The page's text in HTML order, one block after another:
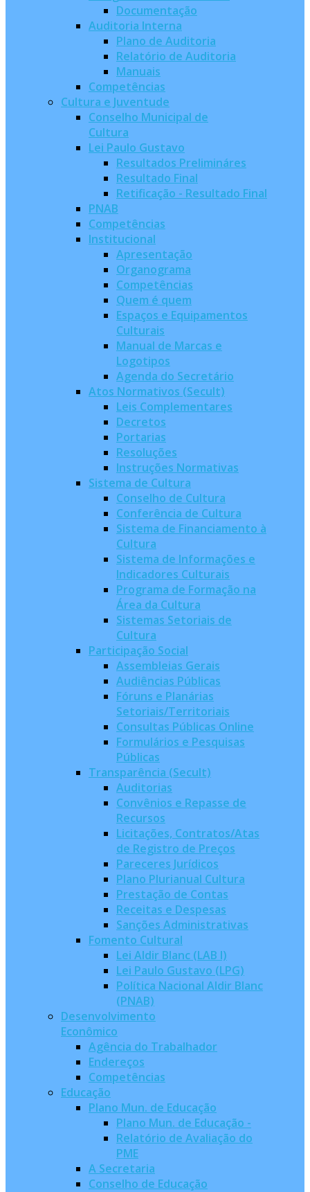
Documentação
Auditoria Interna
Plano de Auditoria
Relatório de Auditoria
Manuais
Competências
Cultura e Juventude
Conselho Municipal de
Cultura
Lei Paulo Gustavo
Resultados Prelimináres
Resultado Final
Retificação - Resultado Final
PNAB
Competências
Institucional
Apresentação
Organograma
Competências
Quem é quem
Espaços e Equipamentos
Culturais
Manual de Marcas e
Logotipos
Agenda do Secretário
Atos Normativos (Secult)
Leis Complementares
Decretos
Portarias
Resoluções
Instruções Normativas
Sistema de Cultura
Conselho de Cultura
Conferência de Cultura
Sistema de Financiamento à
Cultura
Sistema de Informações e
Indicadores Culturais
Programa de Formação na
Área da Cultura
Sistemas Setoriais de
Cultura
Participação Social
Assembleias Gerais
Audiências Públicas
Fóruns e Planárias
Setoriais/Territoriais
Consultas Públicas Online
Formulários e Pesquisas
Públicas
Transparência (Secult)
Auditorias
Convênios e Repasse de
Recursos
Licitações, Contratos/Atas
de Registro de Preços
Pareceres Jurídicos
Plano Plurianual Cultura
Prestação de Contas
Receitas e Despesas
Sanções Administrativas
Fomento Cultural
Lei Aldir Blanc (LAB I)
Lei Paulo Gustavo (LPG)
Política Nacional Aldir Blanc
(PNAB)
Desenvolvimento
Econômico
Agência do Trabalhador
Endereços
Competências
Educação
Plano Mun. de Educação
Plano Mun. de Educação -
Relatório de Avaliação do
PME
A Secretaria
Conselho de Educação